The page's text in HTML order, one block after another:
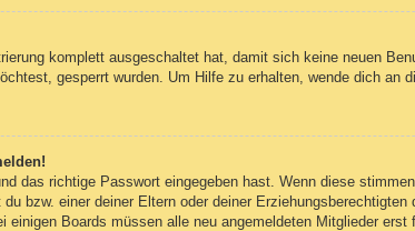
komplett ausgeschaltet hat, damit sich keine neuen
gesperrt wurden. Um Hilfe zu erhalten, wende dich an
das richtige Passwort eingegeben hast. Wenn diese
bzw. einer deiner Eltern oder deiner
Boards müssen alle neu angemeldeten Mitglieder